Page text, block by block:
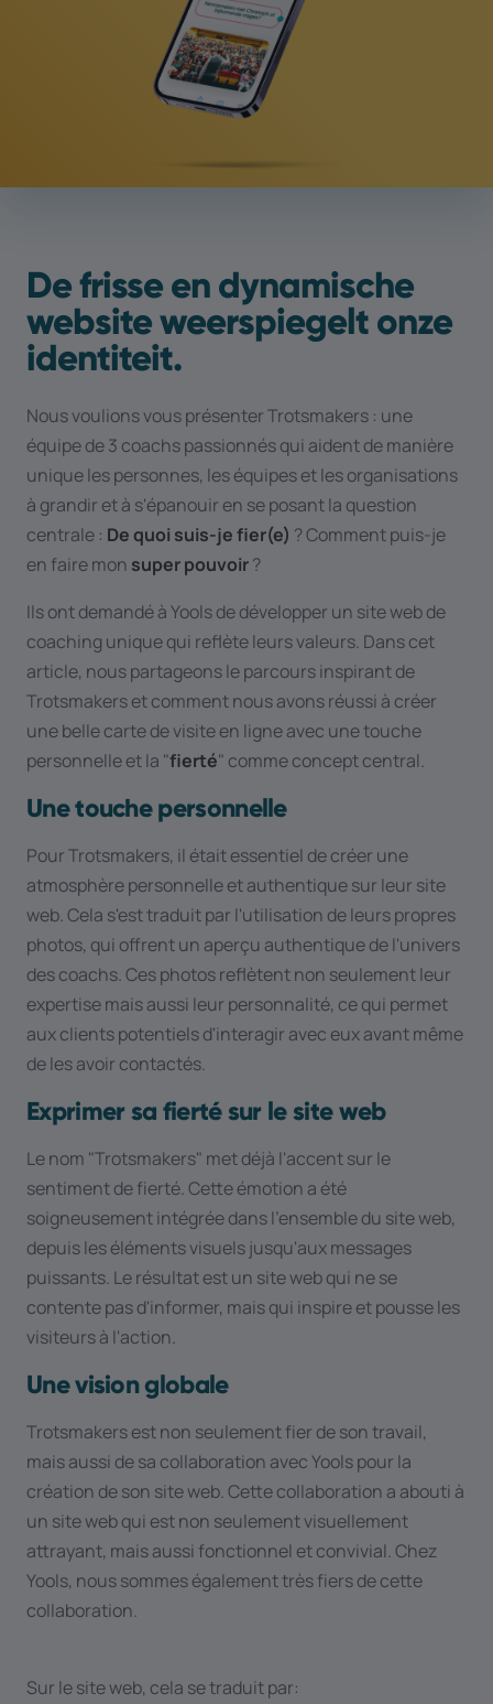
De frisse en dynamische
website weerspiegelt onze
identiteit.
Nous voulions vous présenter Trotsmakers : une
équipe de 3 coachs passionnés qui aident de manière
unique les personnes, les équipes et les organisations
à grandir et à s'épanouir en se posant la question
centrale : De quoi suis-je fier(e) ? Comment puis-je
en faire mon super pouvoir?
Ils ont demandé à Yools de développer un site web de
coaching unique qui reflète leurs valeurs. Dans cet
article, nous partageons le parcours inspirant de
Trotsmakers et comment nous avons réussi à créer
une belle carte de visite en ligne avec une touche
personnelle et la "fierté" comme concept central.
Une touche personnelle
Pour Trotsmakers, il était essentiel de créer une
atmosphère personnelle et authentique sur leur site
web. Cela s'est traduit par l'utilisation de leurs propres
photos, qui offrent un aperçu authentique de l'univers
des coachs. Ces photos reflètent non seulement leur
expertise mais aussi leur personnalité, ce qui permet
aux clients potentiels d'interagir avec eux avant même
de les avoir contactés.
Exprimer sa fierté sur le site web
Le nom "Trotsmakers" met déjà l'accent sur le
sentiment de fierté. Cette émotion a été
soigneusement intégrée dans l'ensemble du site web,
depuis les éléments visuels jusqu'aux messages
puissants. Le résultat est un site web qui ne se
contente pas d'informer, mais qui inspire et pousse les
visiteurs à l'action.
Une vision globale
Trotsmakers est non seulement fier de son travail,
mais aussi de sa collaboration avec Yools pour la
création de son site web. Cette collaboration a abouti à
un site web qui est non seulement visuellement
attrayant, mais aussi fonctionnel et convivial. Chez
Yools, nous sommes également très fiers de cette
collaboration.
Sur le site web, cela se traduit par: